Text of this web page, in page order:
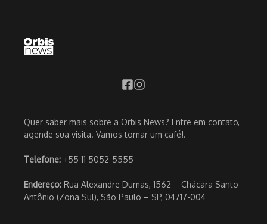
Quer saber mais sobre a Orbis News? Entre em contato,
agende sua visita. Vamos tomar um café!.
Telefone: +55 11 5052-5555
Endereço: Rua Alexandre Dumas, 1562 – Chácara Santo
Antônio (Zona Sul), São Paulo – SP, 04717-004